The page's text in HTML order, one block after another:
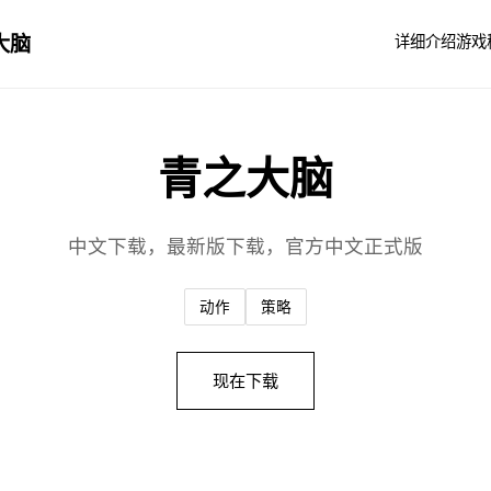
脑 详细介绍游戏
青之大脑
中文下载，最新版下载，官方中文正式版
动作 策略
现在下载